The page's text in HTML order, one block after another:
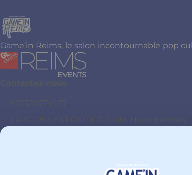
Game’in Reims, le salon incontournable pop